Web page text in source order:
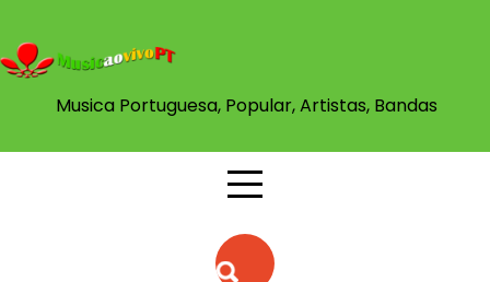
content
Musica Portuguesa, Popular, Artistas, Bandas